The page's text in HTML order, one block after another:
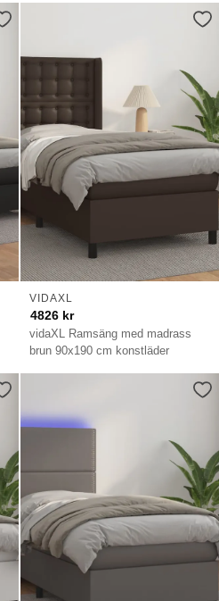
vidaXL Ramsäng med madrass
brun 90x190 cm konstläder
VIDAXL
4826 kr